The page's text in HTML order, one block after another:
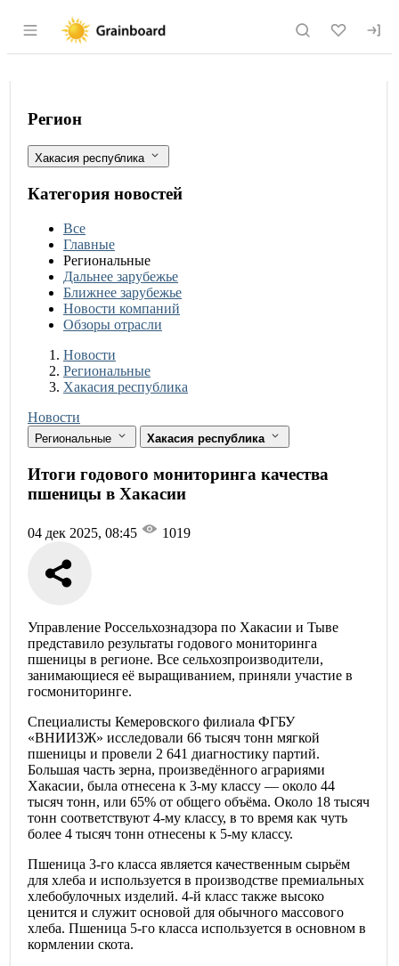
Раздел навигации по сайту
Итоги годового мониторинга
Фильтры
Регион
Хакасия республика
Категория новостей
Все
Главные
Региональные
Дальнее зарубежье
Ближнее зарубежье
Новости компаний
Обзоры отрасли
Новости
Разделы
Новости
Региональные
Хакасия республика
Новости
Региональные Хакасия республика
Итоги годового мониторинга качества
пшеницы в Хакасии
04 дек 2025, 08:45 1019
Управление Россельхознадзора по Хакасии и Тыве
представило результаты годового мониторинга
пшеницы в регионе. Все сельхозпроизводители,
занимающиеся её выращиванием, приняли участие в
госмониторинге.
Специалисты Кемеровского филиала ФГБУ
«ВНИИЗЖ» исследовали 66 тысяч тонн мягкой
пшеницы и провели 2 641 диагностику партий.
Большая часть зерна, произведённого аграриями
Хакасии, была отнесена к 3-му классу — около 44
тысяч тонн, или 65% от общего объёма. Около 18 тысяч
тонн соответствуют 4-му классу, в то время как чуть
более 4 тысяч тонн отнесены к 5-му классу.
Пшеница 3-го класса является качественным сырьём
для хлеба и используется в производстве премиальных
хлебобулочных изделий. 4-й класс также высоко
ценится и служит основой для обычного массового
хлеба. Пшеница 5-го класса используется в основном в
кормлении скота.